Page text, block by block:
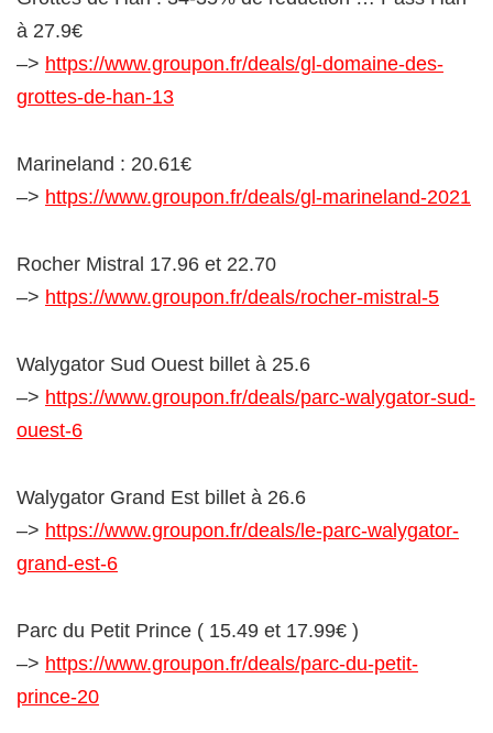
à 27.9€
–> https://www.groupon.fr/deals/gl-domaine-des-
grottes-de-han-13
Marineland : 20.61€
–> https://www.groupon.fr/deals/gl-marineland-2021
Rocher Mistral 17.96 et 22.70
–> https://www.groupon.fr/deals/rocher-mistral-5
Walygator Sud Ouest billet à 25.6
–> https://www.groupon.fr/deals/parc-walygator-sud-
ouest-6
Walygator Grand Est billet à 26.6
–> https://www.groupon.fr/deals/le-parc-walygator-
grand-est-6
Parc du Petit Prince ( 15.49 et 17.99€ )
–> https://www.groupon.fr/deals/parc-du-petit-
prince-20